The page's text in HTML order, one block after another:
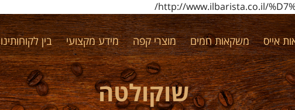
http://www.ilbarista.co.il/
אייס משקאות חמים מוצרי קפה מידע מקצועי בין לקוחותינו
שוקולטה